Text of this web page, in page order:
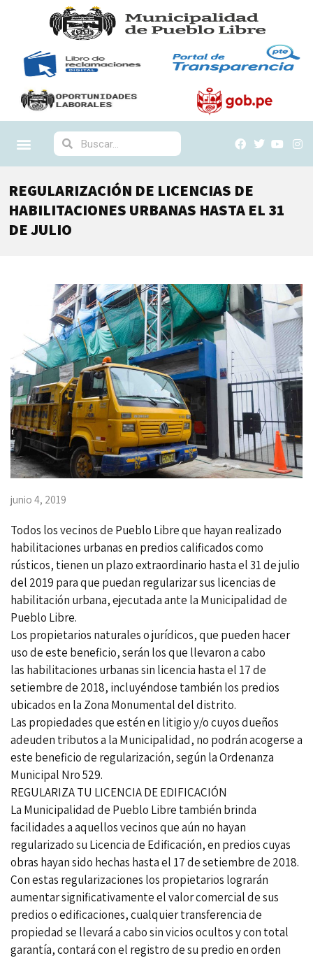
REGULARIZACIÓN DE LICENCIAS DE
HABILITACIONES URBANAS HASTA EL 31
DE JULIO
junio 4, 2019
Todos los vecinos de Pueblo Libre que hayan realizado
habilitaciones urbanas en predios calificados como
rústicos, tienen un plazo extraordinario hasta el 31 de julio
del 2019 para que puedan regularizar sus licencias de
habilitación urbana, ejecutada ante la Municipalidad de
Pueblo Libre.
Los propietarios naturales o jurídicos, que pueden hacer
uso de este beneficio, serán los que llevaron a cabo
las habilitaciones urbanas sin licencia hasta el 17 de
setiembre de 2018, incluyéndose también los predios
ubicados en la Zona Monumental del distrito.
Las propiedades que estén en litigio y/o cuyos dueños
adeuden tributos a la Municipalidad, no podrán acogerse a
este beneficio de regularización, según la Ordenanza
Municipal Nro 529.
REGULARIZA TU LICENCIA DE EDIFICACIÓN
La Municipalidad de Pueblo Libre también brinda
facilidades a aquellos vecinos que aún no hayan
regularizado su Licencia de Edificación, en predios cuyas
obras hayan sido hechas hasta el 17 de setiembre de 2018.
Con estas regularizaciones los propietarios lograrán
aumentar significativamente el valor comercial de sus
predios o edificaciones, cualquier transferencia de
propiedad se llevará a cabo sin vicios ocultos y con total
garantía, contará con el registro de su predio en orden